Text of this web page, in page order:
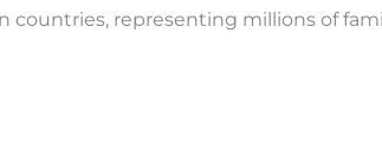
countries, representing millions of